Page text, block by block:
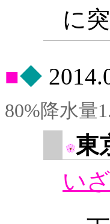
に
◆
80%降水量
東
い